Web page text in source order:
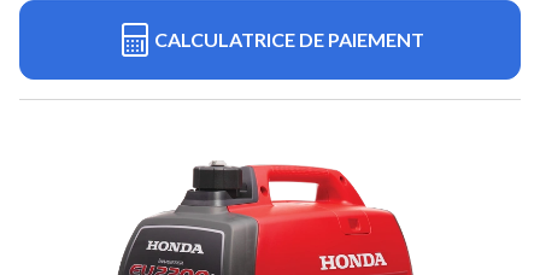
CALCULATRICE DE PAIEMENT